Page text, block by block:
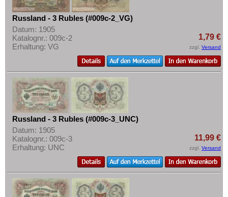
Russland - 3 Rubles (#009c-2_VG)
Datum: 1905
Katalognr.: 009c-2
Erhaltung: VG
1,79 €
zzgl. Versand
Russland - 3 Rubles (#009c-3_UNC)
Datum: 1905
Katalognr.: 009c-3
Erhaltung: UNC
11,99 €
zzgl. Versand